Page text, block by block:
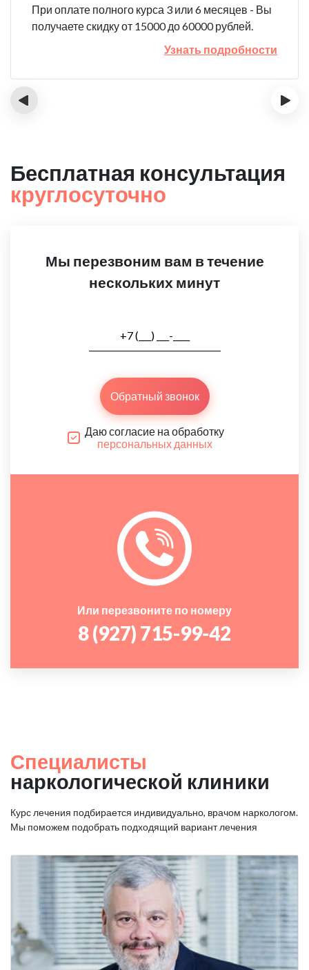
При оплате полного курса 3 или 6 месяцев - Вы
получаете скидку от 15000 до 60000 рублей.
Узнать подробности
‹ ›
Бесплатная консультация
круглосуточно
Мы перезвоним вам в течение
нескольких минут
Обратный звонок
Даю согласие на обработку
персональных данных
Или перезвоните по номеру
8 (927) 715-99-42
Специалисты
наркологической клиники
Курс лечения подбирается индивидуально, врачом наркологом.
Мы поможем подобрать подходящий вариант лечения